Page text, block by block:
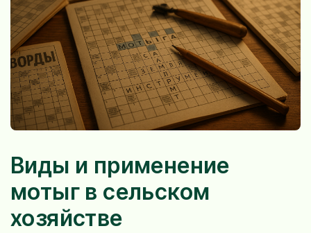
Виды и применение
мотыг в сельском
хозяйстве